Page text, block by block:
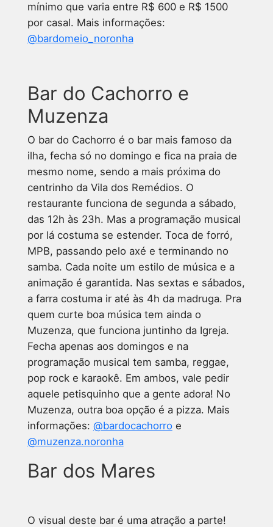
mínimo que varia entre R$ 600 e R$ 1500
por casal. Mais informações:
@bardomeio_noronha
Bar do Cachorro e
Muzenza
O bar do Cachorro é o bar mais famoso da
ilha, fecha só no domingo e fica na praia de
mesmo nome, sendo a mais próxima do
centrinho da Vila dos Remédios. O
restaurante funciona de segunda a sábado,
das 12h às 23h. Mas a programação musical
por lá costuma se estender. Toca de forró,
MPB, passando pelo axé e terminando no
samba. Cada noite um estilo de música e a
animação é garantida. Nas sextas e sábados,
a farra costuma ir até às 4h da madruga. Pra
quem curte boa música tem ainda o
Muzenza, que funciona juntinho da Igreja.
Fecha apenas aos domingos e na
programação musical tem samba, reggae,
pop rock e karaokê. Em ambos, vale pedir
aquele petisquinho que a gente adora! No
Muzenza, outra boa opção é a pizza. Mais
informações: @bardocachorroe
@muzenza.noronha
Bar dos Mares
O visual deste bar é uma atração a parte!